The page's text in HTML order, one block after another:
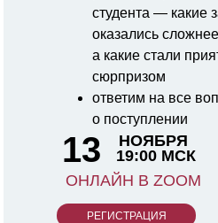
студента — какие
оказались
а какие стали
сюрпризом
ответим на все
о поступлении
ОНЛАЙН В ZOOM
НОЯБРЯ
13 19:00 МСК
РЕГИСТРАЦИЯ